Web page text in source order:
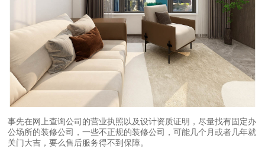
事先在网上查询公司的营业执照以及设计资质证明，尽量找有固定办
公场所的装修公司，一些不正规的装修公司，可能几个月或者几年就
关门大吉，要么售后服务得不到保障。